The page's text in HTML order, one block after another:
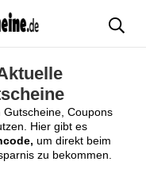
Coupons
Hier gibt es
um direkt beim
zu bekommen.